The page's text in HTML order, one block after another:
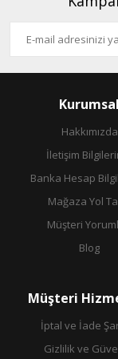
Kurumsal
Hakkımızda
İletişim
Banka Hesap
Mağaza Yol
Müşteri
Blog
Müşteri
İptal ve İade
Gizlilik ve